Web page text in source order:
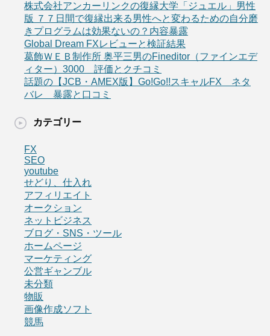
株式会社アンカーリンクの復縁大学「ジュエル」男性
版 ７７日間で復縁出来る男性へと変わるための自分磨
きプログラムは効果ないの？内容暴露
Global Dream FXレビューと検証結果
葛飾ＷＥＢ制作所 奥平三男のFineditor（ファインエデ
ィター）3000 評価とクチコミ
話題の【JCB・AMEX版】Go!Go!!スキャルFX ネタ
バレ 暴露と口コミ
カテゴリー
FX
SEO
youtube
せどり、仕入れ
アフィリエイト
オークション
ネットビジネス
ブログ・SNS・ツール
ホームページ
マーケティング
公営ギャンブル
未分類
物販
画像作成ソフト
競馬